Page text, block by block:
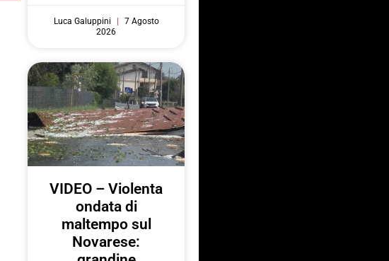
Luca Galuppini
7 Agosto
2026
VIDEO – Violenta
ondata di
maltempo sul
Novarese: